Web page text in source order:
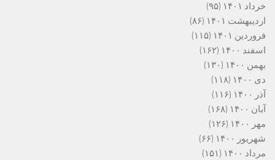
خرداد ۱۴۰۱
(۹۵)
اردیبهشت ۱۴۰۱
(۸۶)
فروردین ۱۴۰۱
(۱۱۵)
اسفند ۱۴۰۰
(۱۶۲)
بهمن ۱۴۰۰
(۱۳۰)
دی ۱۴۰۰
(۱۱۸)
آذر ۱۴۰۰
(۱۱۶)
آبان ۱۴۰۰
(۱۶۸)
مهر ۱۴۰۰
(۱۲۶)
شهریور ۱۴۰۰
(۶۶)
مرداد ۱۴۰۰
(۱۵۱)